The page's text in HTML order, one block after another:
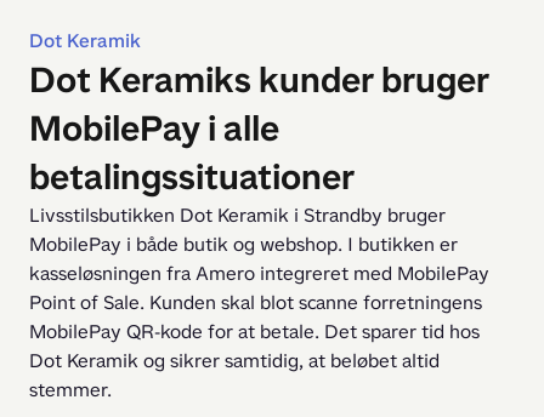
Dot Keramik
Dot Keramiks kunder bruger
MobilePay i alle
betalingssituationer
Livsstilsbutikken Dot Keramik i Strandby bruger
MobilePay i både butik og webshop. I butikken er
kasseløsningen fra Amero integreret med MobilePay
Point of Sale. Kunden skal blot scanne forretningens
MobilePay QR-kode for at betale. Det sparer tid hos
Dot Keramik og sikrer samtidig, at beløbet altid
stemmer.